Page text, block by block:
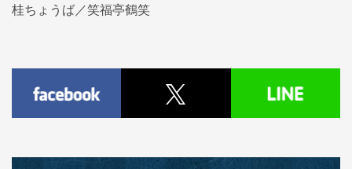
桂ちょうば／笑福亭鶴笑